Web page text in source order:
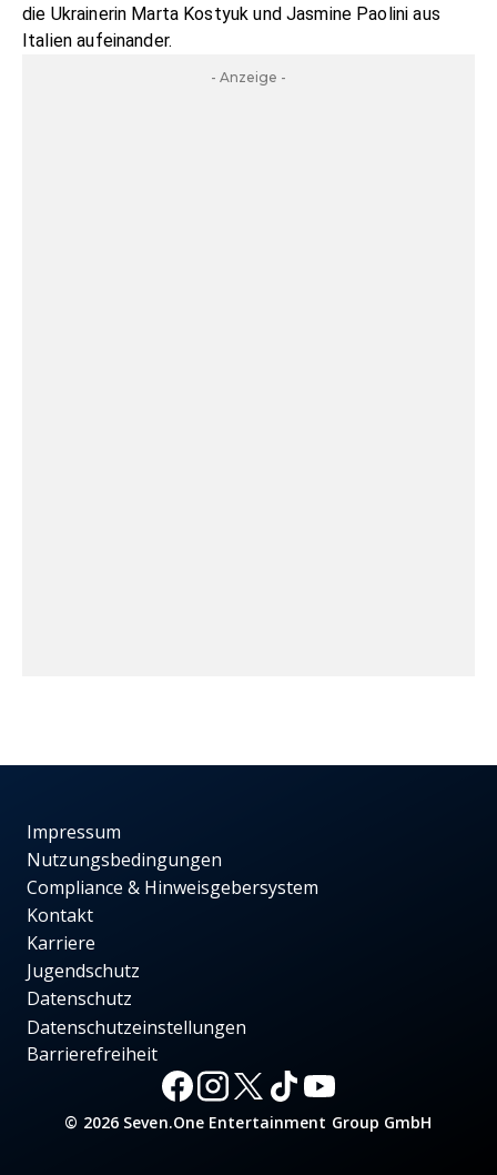
die Ukrainerin Marta Kostyuk und Jasmine Paolini aus
Italien aufeinander.
- Anzeige -
Impressum
Nutzungsbedingungen
Compliance & Hinweisgebersystem
Kontakt
Karriere
Jugendschutz
Datenschutz
Datenschutzeinstellungen
Barrierefreiheit
© 2026 Seven.One Entertainment Group GmbH